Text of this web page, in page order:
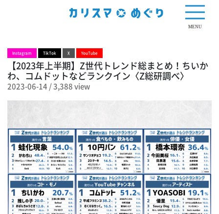
MENU
Instagram TikTok X YouTube
【2023年上半期】Z世代トレンド総まとめ！ちいか
わ、コムドットなどランクイン〈Z総研調べ〉
2023-06-14 /3,388 view